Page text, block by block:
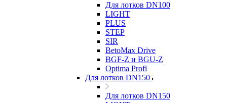
Для лотков DN100
LIGHT
PLUS
STEP
SIR
BetoMax Drive
BGF-Z и BGU-Z
Optima Profi
Для лотков DN150
Для лотков DN150